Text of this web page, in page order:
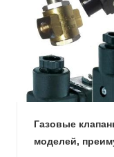
Газовые
моделей,